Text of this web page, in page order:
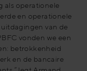
als operationele
en operationele
van de
vonden we een
betrokkenheid
en de bancaire